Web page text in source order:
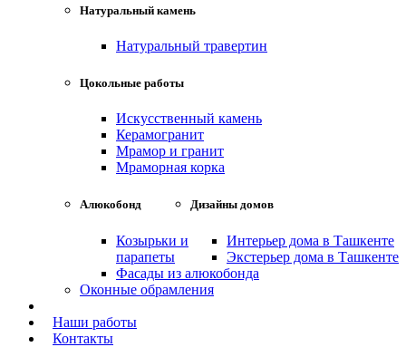
Натуральный камень
Натуральный травертин
Цокольные работы
Искусственный камень
Керамогранит
Мрамор и гранит
Мраморная корка
Дизайны домов
Интерьер дома в Ташкенте
Экстерьер дома в Ташкенте
Алюкобонд
Козырьки и
парапеты
Фасады из алюкобонда
Оконные обрамления
Наши работы
Контакты